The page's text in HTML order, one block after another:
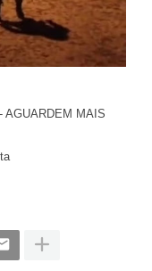
AGUARDEM MAIS